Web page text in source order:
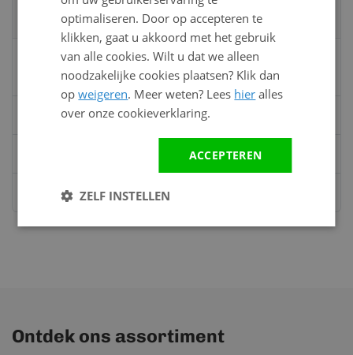
specialisten
Vandaag bereikbaar
van 08:00 tot 17:00 uur
0528 - 355190
info@kunststofbouwmateriaal.nl
Stuur ons een bericht op
Ontdek ons assortiment
optimaliseren. Door op accepteren te
klikken, gaat u akkoord met het gebruik
van alle cookies. Wilt u dat we alleen
noodzakelijke cookies plaatsen? Klik dan
opweigeren. Meer weten? Lees hier alles
over onze cookieverklaring.
ACCEPTEREN
ZELF INSTELLEN